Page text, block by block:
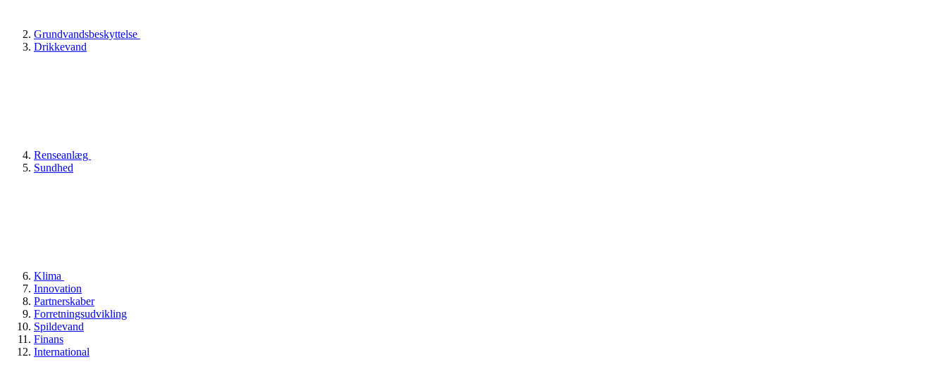
Grundvandsbeskyttelse
Drikkevand
Renseanlæg
Sundhed
Klima
Innovation
Partnerskaber
Forretningsudvikling
Spildevand
Finans
International